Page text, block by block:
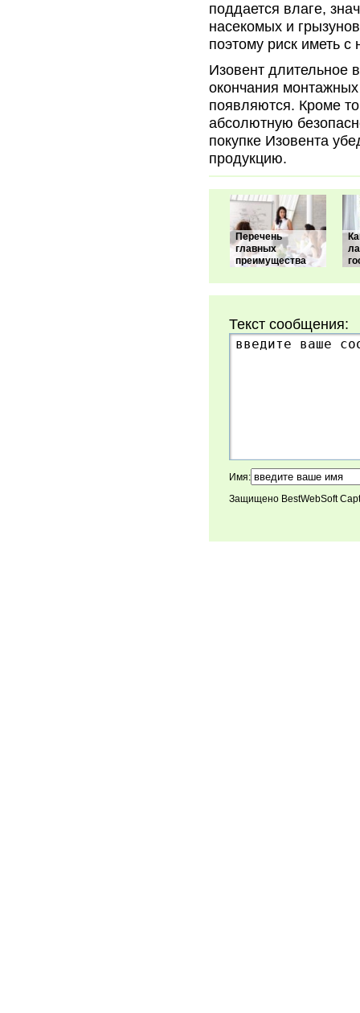
поддается влаге,
насекомых и
поэтому риск иметь
Изовент длительное
окончания
появляются. Кроме
абсолютную
покупке Изовента
продукцию.
Перечень
главных
преимущества
Текст сообщения:
Имя:
Защищено BestWebSoft